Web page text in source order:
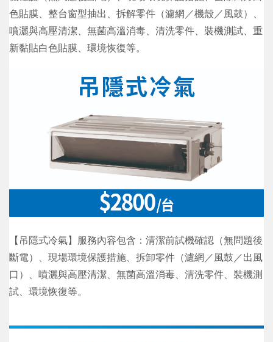
色貼膜、整台窗型抽出、拆解零件（濾網／機殼／風鼓）、
噴灑與高壓清潔、無菌高溫消毒、清洗零件、裝機測試、重
新黏貼白色貼膜、環境恢復等。
【吊隱式冷氣】服務內容包含：清潔前試機確認（無問題後
斷電）、現場環境保護措施、拆卸零件（濾網／風鼓／出風
口）、噴灑與高壓清潔、無菌高溫消毒、清洗零件、裝機測
試、環境恢復等。